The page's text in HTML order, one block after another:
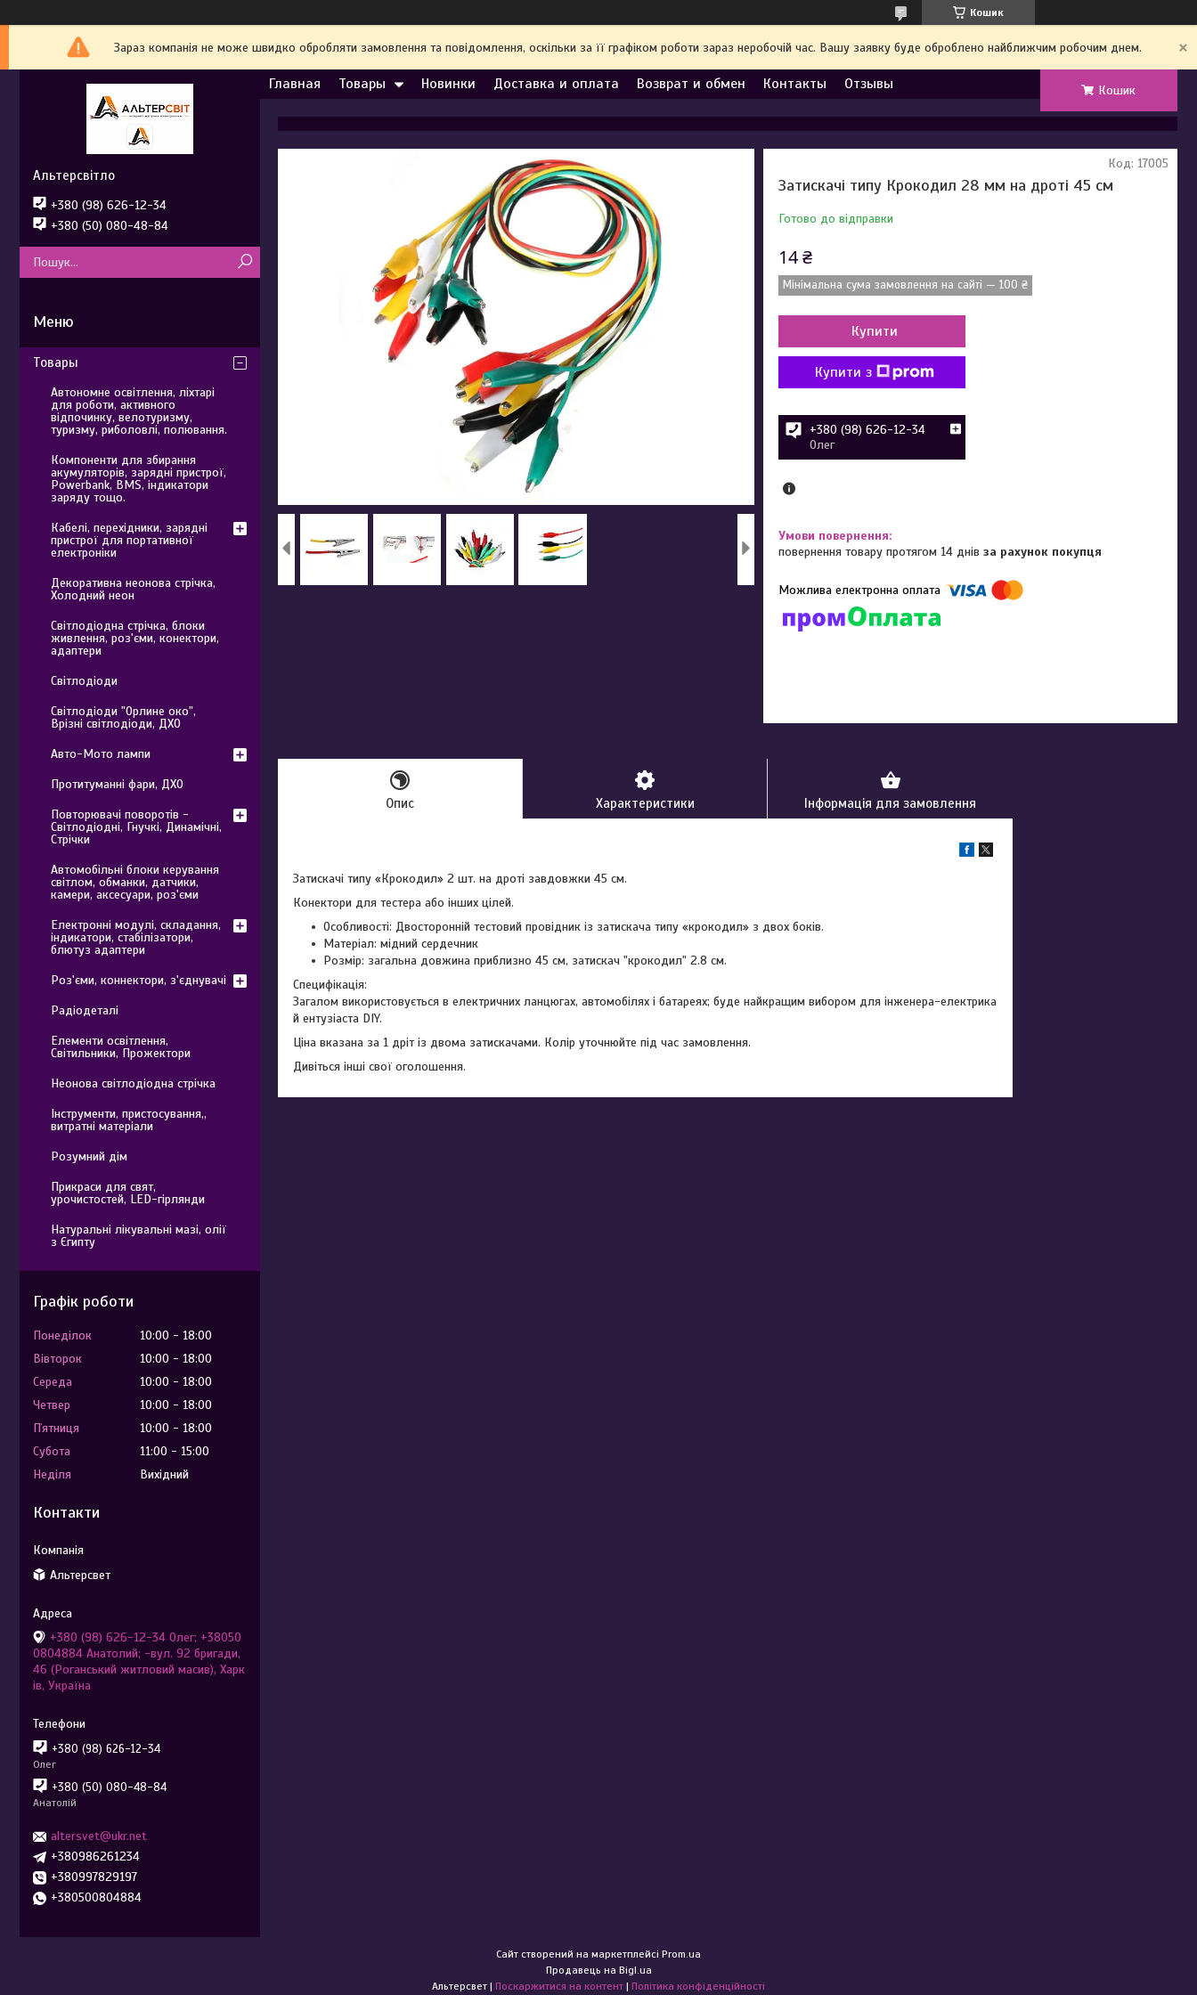
Кошик
Зараз компанія не може швидко обробляти замовлення та повідомлення, оскільки за її графіком роботи зараз неробочій час. Вашу заявку буде оброблено найближчим робочим днем.
Главная Товары Новинки Доставка и оплата Возврат и обмен Контакты Отзывы Кошик
Затискачі типу Крокодил 28 мм на дроті 45 см
Готово до відправки
Код: 17005
14 ₴
Мінімальна сума замовлення на сайті — 100 ₴
Купити
Купити з
+380 (98) 626-12-34
Олег
повернення товару протягом 14 днівза рахунок покупця
Опис Характеристики Інформація для замовлення
Затискачі типу «Крокодил» 2 шт. на дроті завдовжки 45 см.
Конектори для тестера або інших цілей.
Особливості: Двосторонній тестовий провідник із затискача типу «крокодил» з двох боків.
Матеріал: мідний сердечник
Розмір: загальна довжина приблизно 45 см, затискач "крокодил" 2.8 см.
Специфікація:
Загалом використовується в електричних ланцюгах, автомобілях і батареях; буде найкращим вибором для інженера-електрика
й ентузіаста DIY.
Ціна вказана за 1 дріт із двома затискачами. Колір уточнюйте під час замовлення.
Дивіться інші свої оголошення.
Альтерсвітло
+380 (98) 626-12-34
+380 (50) 080-48-84
Товары
Автономне освітлення, ліхтарі
для роботи, активного
відпочинку, велотуризму,
туризму, риболовлі, полювання.
Компоненти для збирання
акумуляторів, зарядні пристрої,
Powerbank, BMS, індикатори
заряду тощо.
Кабелі, перехідники, зарядні
пристрої для портативної
електроніки
Декоративна неонова стрічка,
Холодний неон
Світлодіодна стрічка, блоки
живлення, роз'єми, конектори,
адаптери
Світлодіоди
Світлодіоди "Орлине око",
Врізні світлодіоди, ДХО
Авто-Мото лампи
Протитуманні фари, ДХО
Повторювачі поворотів -
Світлодіодні, Гнучкі, Динамічні,
Стрічки
Автомобільні блоки керування
світлом, обманки, датчики,
камери, аксесуари, роз'єми
Електронні модулі, складання,
індикатори, стабілізатори,
блютуз адаптери
Роз'єми, коннектори, з'єднувачі
Радіодеталі
Елементи освітлення,
Світильники, Прожектори
Неонова світлодіодна стрічка
Інструменти, пристосування,,
витратні матеріали
Розумний дім
Прикраси для свят,
урочистостей, LED-гірлянди
Натуральні лікувальні мазі, олії
з Єгипту
Графік роботи
Понеділок 10:00
18:00
Вівторок
10:00
18:00
Середа
10:00
18:00
Четвер
10:00
18:00
Пʼятниця
10:00
18:00
Субота
11:00
15:00
Неділя
Вихідний
Контакти
Альтерсвет
+380 (98) 626-12-34 Олег; +38050
0804884 Анатолий; -вул. 92 бригади,
46 (Роганський житловий масив), Харк
ів, Україна
+380 (98) 626-12-34
Олег
+380 (50) 080-48-84
Анатолій
altersvet@ukr.net
+380986261234
+380997829197
+380500804884
Сайт створений на маркетплейсі Prom.ua
Продавець на Bigl.ua
Альтерсвет | Поскаржитися на контент | Політика конфіденційності